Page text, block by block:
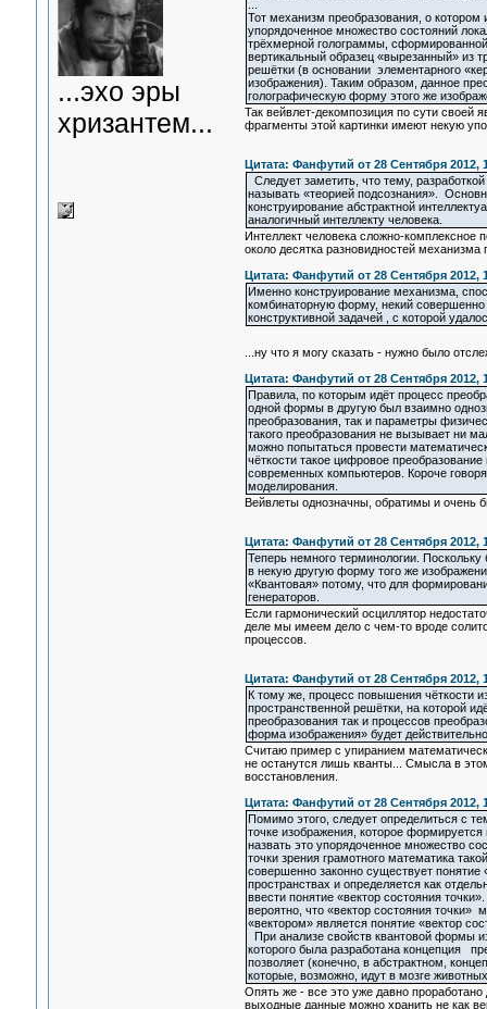
...эхо эры
хризантем...
Тот механизм преобразования, о котором
упорядоченное множество состояний
трёхмерной голограммы,
вертикальный образец «вырезанный» из
решётки (в основании элементарного
изображения). Таким образом, данное
голографическую форму этого же
Так вейвлет-декомпозиция по сути своей
фрагменты этой картинки имеют некую
Цитата: Фанфутий от 28 Сентября 2012,
Следует заметить, что тему,
называть «теорией подсознания».
конструирование абстрактной
аналогичный интеллекту человека.
Интеллект человека сложно-комплексное
около десятка разновидностей
Цитата: Фанфутий от 28 Сентября 2012,
Именно конструирование механизма,
комбинаторную форму, некий
конструктивной задачей , с которой
...ну что я могу сказать - нужно было
Цитата: Фанфутий от 28 Сентября 2012,
Правила, по которым идёт процесс
одной формы в другую был взаимно
преобразования, так и параметры
такого преобразования не вызывает ни
можно попытаться провести
чёткости такое цифровое
современных компьютеров. Короче
моделирования.
Вейвлеты однозначны, обратимы и очень
Цитата: Фанфутий от 28 Сентября 2012,
Теперь немного терминологии.
в некую другую форму того же
«Квантовая» потому, что для
генераторов.
Если гармонический осциллятор
деле мы имеем дело с чем-то вроде
процессов.
Цитата: Фанфутий от 28 Сентября 2012,
К тому же, процесс повышения чёткости
пространственной решётки, на которой
преобразования так и процессов
форма изображения» будет
Считаю пример с упиранием
не останутся лишь кванты... Смысла в
восстановления.
Цитата: Фанфутий от 28 Сентября 2012,
Помимо этого, следует определиться с
точке изображения, которое
назвать это упорядоченное множество
точки зрения грамотного математика
совершенно законно существует
пространствах и определяется как
ввести понятие «вектор состояния
вероятно, что «вектор состояния точки»
«вектором» является понятие «вектор
При анализе свойств квантовой формы
которого была разработана концепция
позволяет (конечно, в абстрактном,
которые, возможно, идут в мозге
Опять же - все это уже давно проработано
выходные данные можно хранить не как